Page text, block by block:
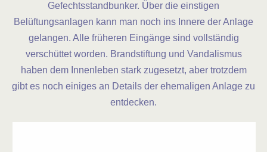
Gefechtsstandbunker. Über die einstigen
Belüftungsanlagen kann man noch ins Innere der Anlage
gelangen. Alle früheren Eingänge sind vollständig
verschüttet worden. Brandstiftung und Vandalismus
haben dem Innenleben stark zugesetzt, aber trotzdem
gibt es noch einiges an Details der ehemaligen Anlage zu
entdecken.